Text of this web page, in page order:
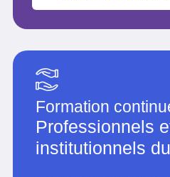
Formation
Professionnels
institutionnels